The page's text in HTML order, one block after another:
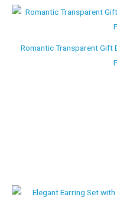
Romantic Transparent Gift